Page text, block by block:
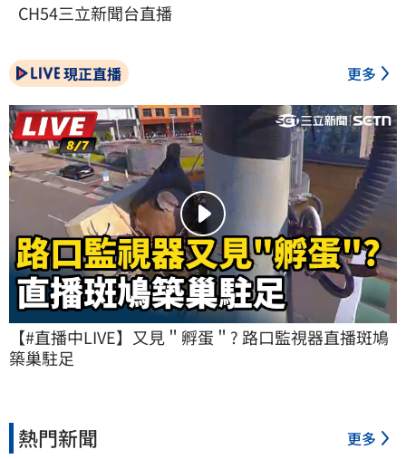
CH54三立新聞台直播
現正直播 更多
【#直播中LIVE】又見＂孵蛋＂? 路口監視器直播斑鳩
築巢駐足
熱門新聞 更多